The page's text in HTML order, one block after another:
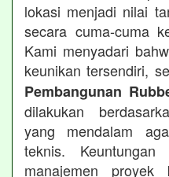
lokasi menjadi nilai
secara cuma-cuma
Kami menyadari
keunikan tersendiri,
Pembangunan
dilakukan
yang mendalam
teknis.
manajemen proyek